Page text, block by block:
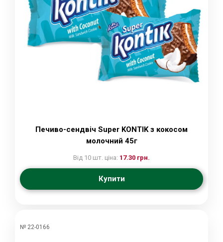
Печиво-сендвіч Super KONTIK з кокосом
молочний 45г
Від 10 шт. ціна: 17.30 грн.
Купити
№ 22-0166